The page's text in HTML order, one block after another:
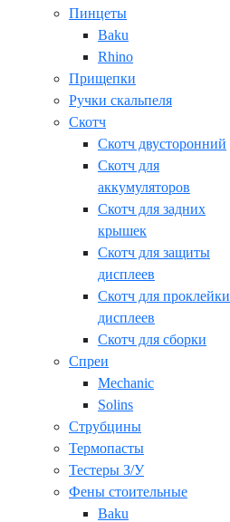
Пинцеты
Baku
Rhino
Прищепки
Ручки скальпеля
Скотч
Скотч двусторонний
Скотч для
аккумуляторов
Скотч для задних
крышек
Скотч для защиты
дисплеев
Скотч для проклейки
дисплеев
Скотч для сборки
Спреи
Mechanic
Solins
Струбцины
Термопасты
Тестеры З/У
Фены стоительные
Baku